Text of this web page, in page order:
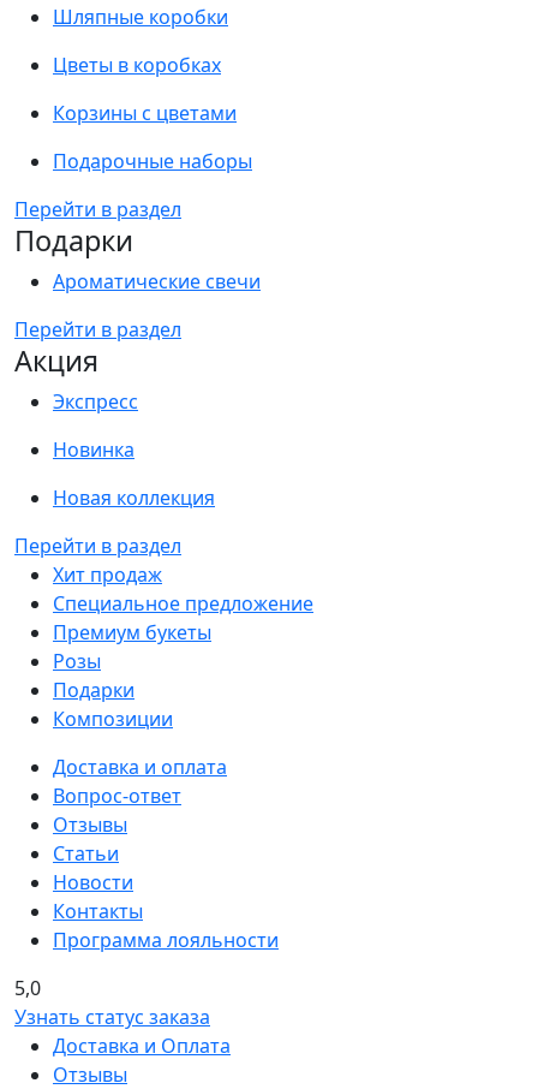
Шляпные коробки
Цветы в коробках
Корзины с цветами
Подарочные наборы
Перейти в раздел
Подарки
Ароматические свечи
Перейти в раздел
Акция
Экспресс
Новинка
Новая коллекция
Перейти в раздел
Хит продаж
Специальное предложение
Премиум букеты
Розы
Подарки
Композиции
Доставка и оплата
Вопрос-ответ
Отзывы
Статьи
Новости
Контакты
Программа лояльности
5,0
Узнать статус заказа
Доставка и Оплата
Отзывы